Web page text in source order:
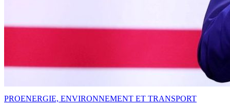
PROENERGIE, ENVIRONNEMENT ET TRANSPORT